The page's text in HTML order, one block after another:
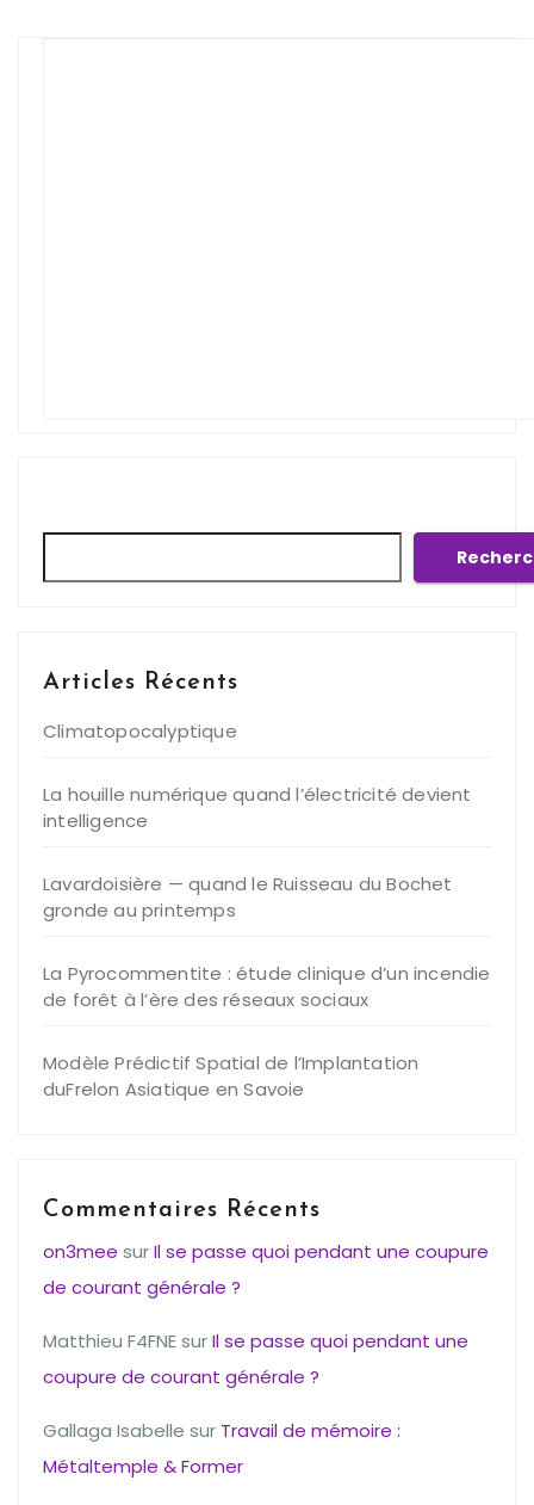
Articles Récents
Climatopocalyptique
La houille numérique quand l’électricité devient
intelligence
Lavardoisière — quand le Ruisseau du Bochet
gronde au printemps
La Pyrocommentite : étude clinique d’un incendie
de forêt à l’ère des réseaux sociaux
Modèle Prédictif Spatial de l’Implantation
duFrelon Asiatique en Savoie
Commentaires Récents
on3mee surIl se passe quoi pendant une coupure
de courant générale ?
Matthieu F4FNEsurIl se passe quoi pendant une
coupure de courant générale ?
Gallaga Isabelle sur Travail de mémoire :
Métaltemple & Former